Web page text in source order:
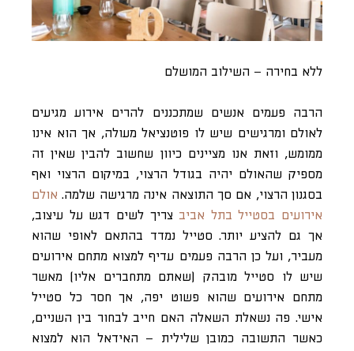
ללא בחירה – השילוב המושלם
הרבה פעמים אנשים שמתכננים להרים אירוע מגיעים
לאולם ומרגישים שיש לו פוטנציאל מעולה, אך הוא אינו
ממומש, וזאת אנו מציינים כיוון שחשוב להבין שאין זה
מספיק שהאולם יהיה בגודל הרצוי, במיקום הרצוי ואף
בסגנון הרצוי, אם סך התוצאה אינה מרגישה שלמה. אולם
אירועים בסטייל בתל אביב צריך לשים דגש על עיצוב,
אך גם להציע יותר. סטייל נמדד בהתאם לאופי שהוא
מעביר, ועל כן הרבה פעמים עדיף למצוא מתחם אירועים
שיש לו סטייל מובהק (שאתם מתחברים אליו) מאשר
מתחם אירועים שהוא פשוט יפה, אך חסר כל סטייל
אישי. פה נשאלת השאלה האם חייב לבחור בין השניים,
כאשר התשובה כמובן שלילית – האידאל הוא למצוא